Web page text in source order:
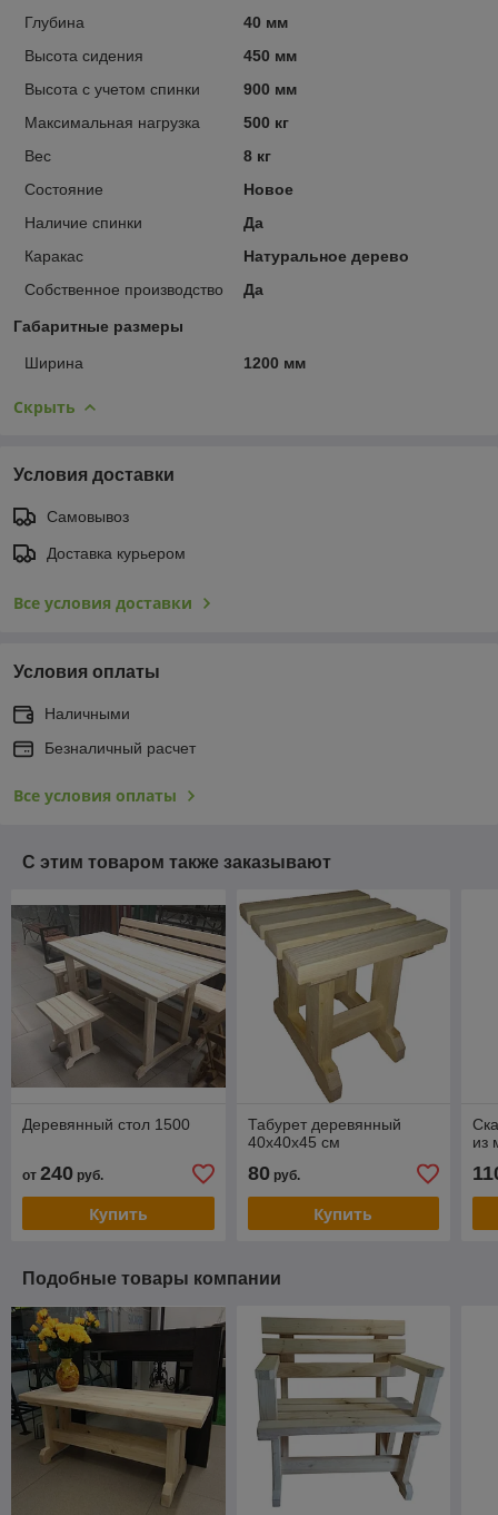
Глубина
40 мм
Высота сидения
450 мм
Высота с учетом спинки
900 мм
Максимальная нагрузка
500 кг
Вес
8 кг
Состояние
Новое
Наличие спинки
Да
Каракас
Натуральное дерево
Собственное производство
Да
Габаритные размеры
Ширина 1200 мм
Скрыть
Условия доставки
Самовывоз
Доставка курьером
Все условия доставки
Условия оплаты
Наличными
Безналичный расчет
Все условия оплаты
С этим товаром также заказывают
Деревянный стол 1500
от 240 руб.
Купить
Табурет деревянный
40х40х45 см
80руб.
Купить
из
Подобные товары компании